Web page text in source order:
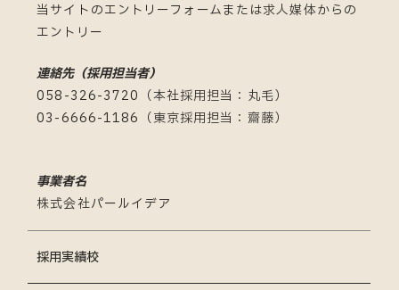
当サイトのエントリーフォームまたは求人媒体からの
エントリー
連絡先（採用担当者）
058-326-3720（本社採用担当：丸毛）
03-6666-1186（東京採用担当：齋藤）
事業者名
株式会社パールイデア
採用実績校